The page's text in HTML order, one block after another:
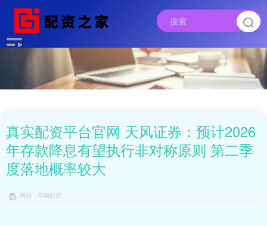
真实配资平台官网 天风证券：预计2026
年存款降息有望执行非对称原则 第二季
度落地概率较大
网站：东南配资